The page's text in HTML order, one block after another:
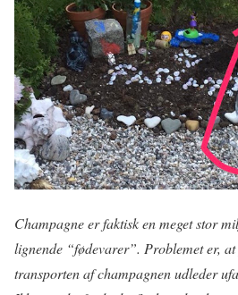
Champagne er faktisk en meget stor
lignende “fødevarer”. Problemet er,
transporten af champagnen udleder